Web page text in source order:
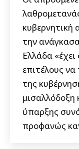
κυβερνητική
την
Ελλάδα
επιτέλους
της
μισαλλόδοξη
ύπαρξης
προφανώς